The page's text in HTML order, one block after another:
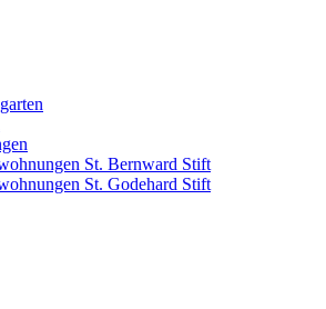
St. Bernward Stift
St. Godehard Stift